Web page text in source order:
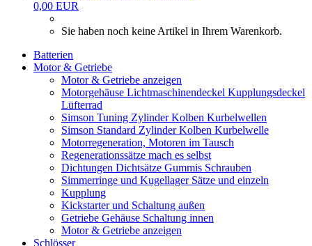
0,00 EUR
Sie haben noch keine Artikel in Ihrem Warenkorb.
Batterien
Motor & Getriebe
Motor & Getriebe anzeigen
Motorgehäuse Lichtmaschinendeckel Kupplungsdeckel
Lüfterrad
Simson Tuning Zylinder Kolben Kurbelwellen
Simson Standard Zylinder Kolben Kurbelwelle
Motorregeneration, Motoren im Tausch
Regenerationssätze mach es selbst
Dichtungen Dichtsätze Gummis Schrauben
Simmerringe und Kugellager Sätze und einzeln
Kupplung
Kickstarter und Schaltung außen
Getriebe Gehäuse Schaltung innen
Motor & Getriebe anzeigen
Schlösser